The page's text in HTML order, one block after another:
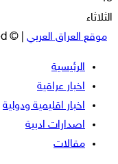
الثلاثاء
موقع العراق العربي | © Copyright 2026, All Rights Reserved
الرئيسية
اخبار عراقية
اخبار اقليمية ودولية
اصدارات ادبية
مقالات